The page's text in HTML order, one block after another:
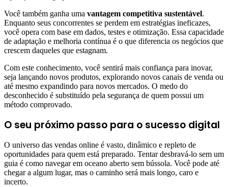
Você também ganha uma vantagem competitiva sustentável.
Enquanto seus concorrentes se perdem em estratégias ineficazes,
você opera com base em dados, testes e otimização. Essa capacidade
de adaptação e melhoria contínua é o que diferencia os negócios que
crescem daqueles que estagnam.
Com este conhecimento, você sentirá mais confiança para inovar,
seja lançando novos produtos, explorando novos canais de venda ou
até mesmo expandindo para novos mercados. O medo do
desconhecido é substituído pela segurança de quem possui um
método comprovado.
O seu próximo passo para o sucesso digital
O universo das vendas online é vasto, dinâmico e repleto de
oportunidades para quem está preparado. Tentar desbravá-lo sem um
guia é como navegar em oceano aberto sem bússola. Você pode até
chegar a algum lugar, mas o caminho será mais longo, caro e
incerto.